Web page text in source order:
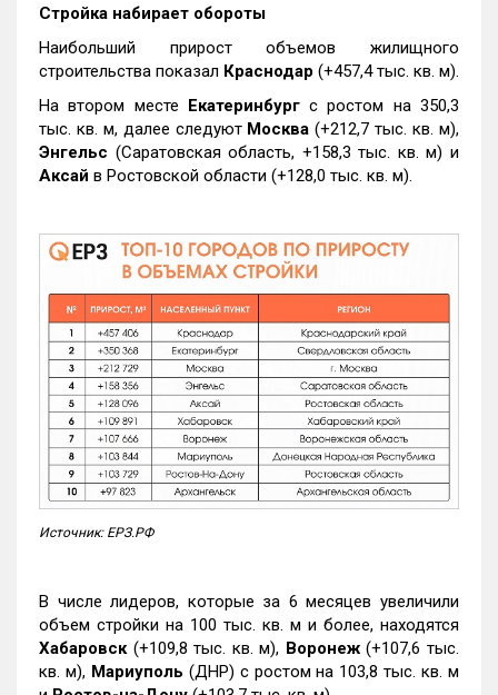
Стройка набирает обороты
Наибольший прирост объемов жилищного
строительства показал Краснодар (+457,4 тыс. кв. м).
На втором месте Екатеринбургс ростом на 350,3
тыс. кв. м, далее следуют Москва (+212,7 тыс. кв. м),
Энгельс (Саратовская область, +158,3 тыс. кв. м) и
Аксай в Ростовской области (+128,0 тыс. кв. м).
Источник: ЕРЗ.РФ
В числе лидеров, которые за 6 месяцев увеличили
объем стройки на 100 тыс. кв. м и более, находятся
Хабаровск (+109,8 тыс. кв. м), Воронеж(+107,6 тыс.
кв. м), Мариуполь (ДНР) с ростом на 103,8 тыс. кв. м